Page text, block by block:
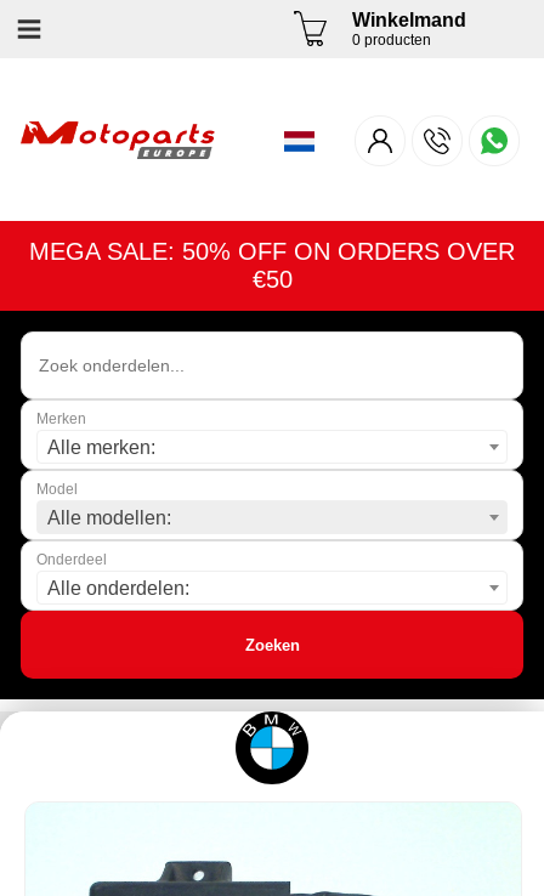
Winkelmand
0 producten
MEGA SALE: 50% OFF ON ORDERS OVER
€50
Merken
Alle merken:
Model
Alle modellen:
Onderdeel
Alle onderdelen:
Zoeken